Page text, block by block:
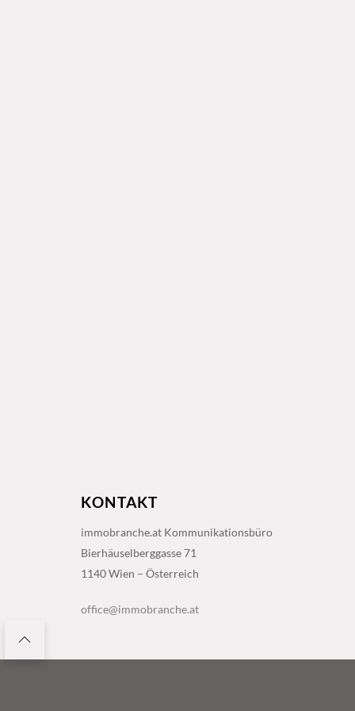
KONTAKT
immobranche.at Kommunikationsbüro
Bierhäuselberggasse 71
1140 Wien – Österreich
office@immobranche.at